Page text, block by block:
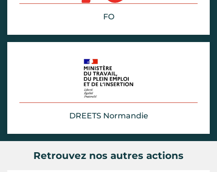
FO
DREETS Normandie
Retrouvez nos autres actions